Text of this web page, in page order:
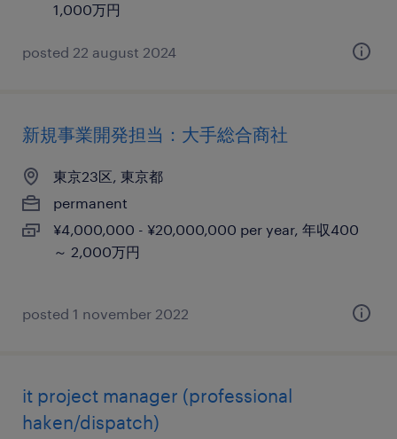
1,000万円
posted 22 august 2024
新規事業開発担当：大手総合商社
東京23区, 東京都
permanent
¥4,000,000 - ¥20,000,000 per year, 年収400
～ 2,000万円
posted 1 november 2022
it project manager (professional
haken/dispatch)